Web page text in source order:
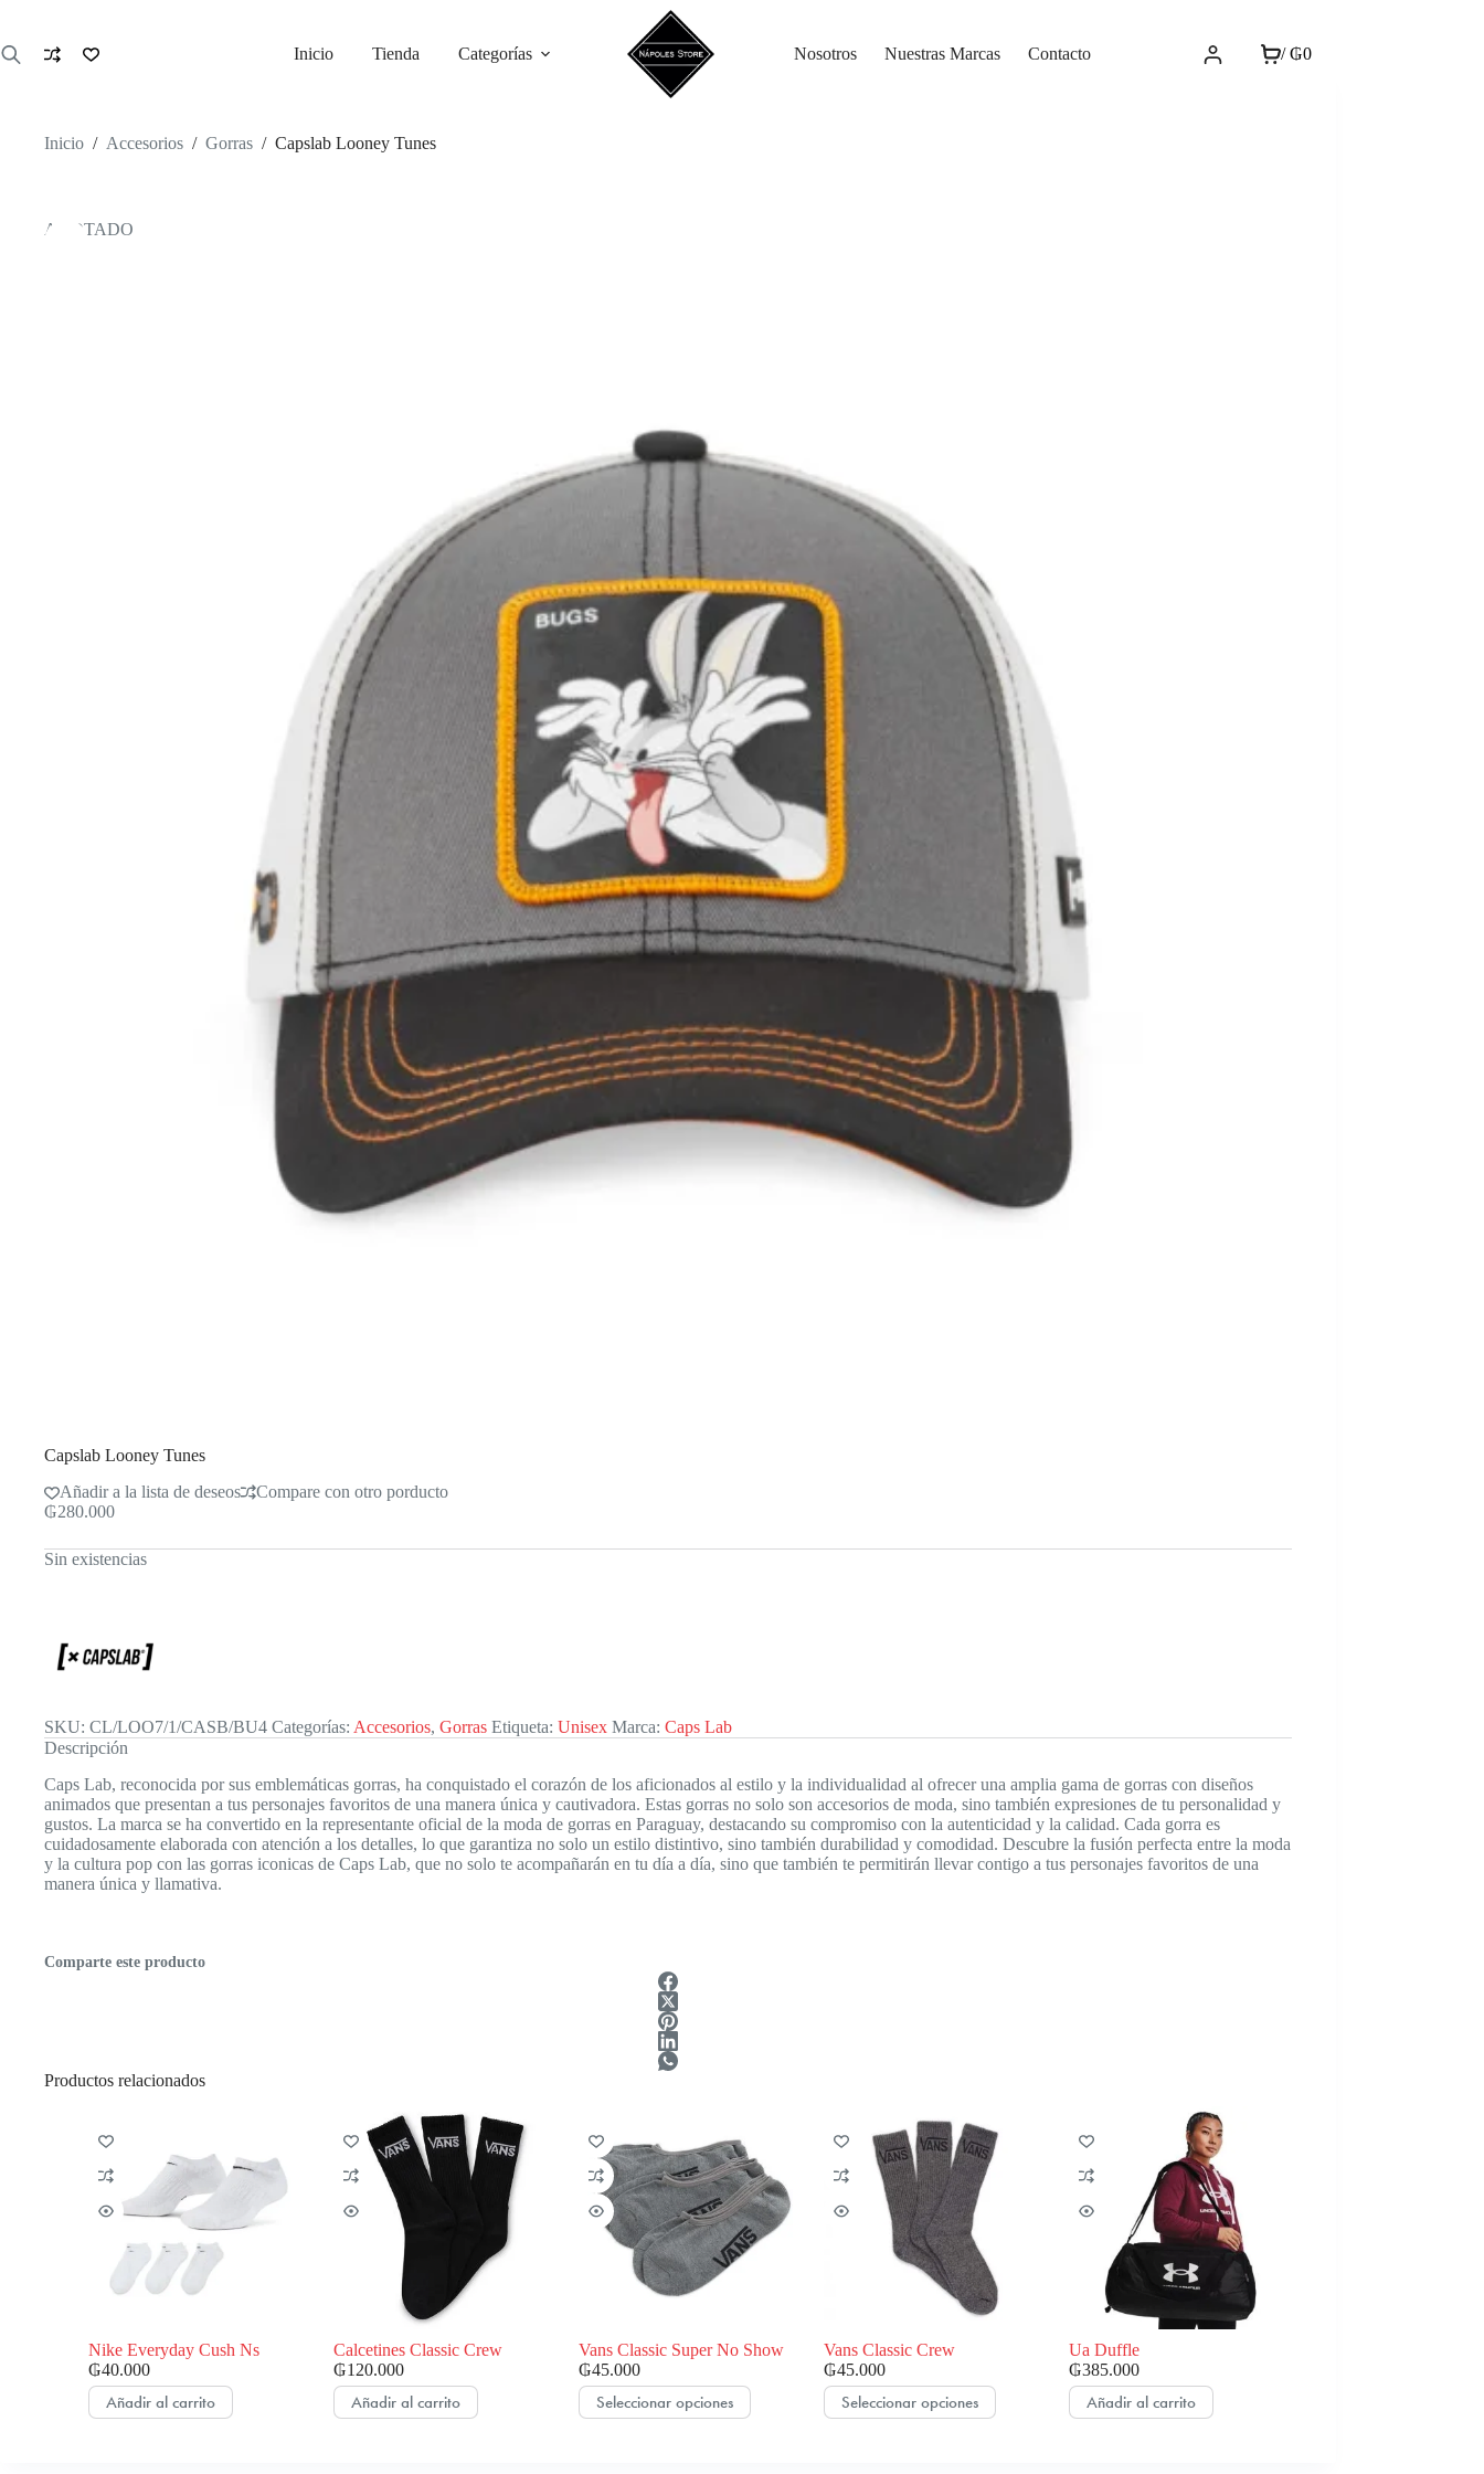
contenido
Inicio Tienda Categorías Nosotros Nuestras Marcas Contacto /₲0
Inicio / Accesorios / Gorras / Capslab Looney Tunes
AGOTADO
Capslab Looney Tunes
Añadir a la lista de deseos
Compare con otro porducto
₲280.000
Sin existencias
SKU: CL/LOO7/1/CASB/BU4 Categorías: Accesorios, Gorras Etiqueta: Unisex Marca: Caps Lab
Descripción
Caps Lab, reconocida por sus emblemáticas gorras, ha conquistado el corazón de los aficionados al estilo y la individualidad al ofrecer una amplia gama de gorras con diseños
animados que presentan a tus personajes favoritos de una manera única y cautivadora. Estas gorras no solo son accesorios de moda, sino también expresiones de tu personalidad y
gustos. La marca se ha convertido en la representante oficial de la moda de gorras en Paraguay, destacando su compromiso con la autenticidad y la calidad. Cada gorra es
cuidadosamente elaborada con atención a los detalles, lo que garantiza no solo un estilo distintivo, sino también durabilidad y comodidad. Descubre la fusión perfecta entre la moda
y la cultura pop con las gorras iconicas de Caps Lab, que no solo te acompañarán en tu día a día, sino que también te permitirán llevar contigo a tus personajes favoritos de una
manera única y llamativa.
Comparte este producto
Productos relacionados
Nike Everyday Cush Ns
₲40.000
Añadir al carrito
Calcetines Classic Crew
₲120.000
Añadir al carrito
Vans Classic Super No Show
₲45.000
Seleccionar opciones
Este
producto
Vans Classic Crew
₲45.000
Seleccionar opciones
Este
producto
Ua Duffle
₲385.000
Añadir al carrito